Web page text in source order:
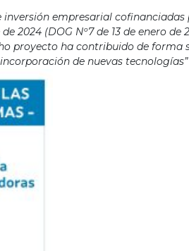
inversión empresarial
2024 (DOG Nº7 de 13 de enero de
proyecto ha contribuido de forma
de nuevas tecnologías”